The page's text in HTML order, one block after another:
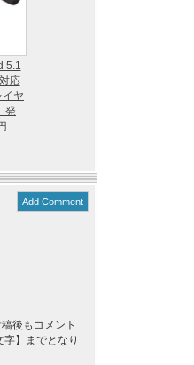
5.1
応
イヤ
発
Add Comment
後もコメント
】までとなり